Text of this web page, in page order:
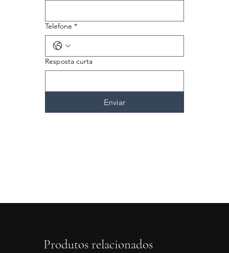
Telefone *
Resposta curta
Enviar
Produtos relacionados